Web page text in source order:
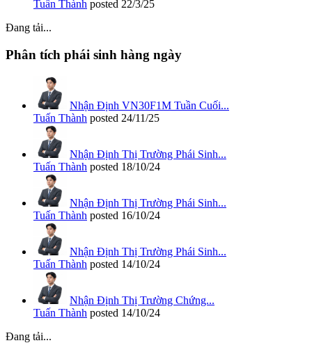
Tuấn Thành posted 22/3/25
Đang tải...
Phân tích phái sinh hàng ngày
Nhận Định VN30F1M Tuần Cuối...
Tuấn Thành posted 24/11/25
Nhận Định Thị Trường Phái Sinh...
Tuấn Thành posted 18/10/24
Nhận Định Thị Trường Phái Sinh...
Tuấn Thành posted 16/10/24
Nhận Định Thị Trường Phái Sinh...
Tuấn Thành posted 14/10/24
Nhận Định Thị Trường Chứng...
Tuấn Thành posted 14/10/24
Đang tải...